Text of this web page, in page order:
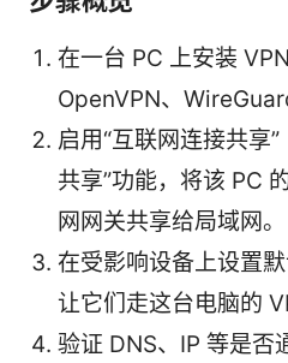
在一台 PC 上安装
OpenVPN、
启用“互联网连接共享
共享”功能，将该 PC
网网关共享给局域网。
在受影响设备上设置默
让它们走这台电脑的
验证 DNS、IP 等是否